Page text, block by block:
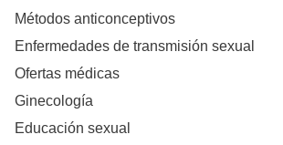
Métodos anticonceptivos
Enfermedades de transmisión sexual
Ofertas médicas
Ginecología
Educación sexual